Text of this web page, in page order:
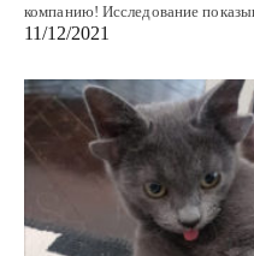
компанию! Исследование
11/12/2021